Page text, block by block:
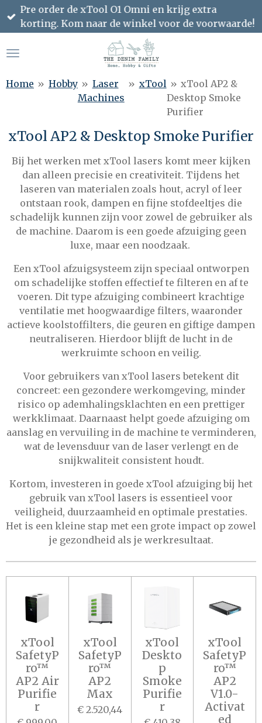
Ga
direct
de
Pre order de xTool O1 Omni en krijg extra
korting. Kom naar de winkel voor de voorwaarde!
Home » Hobby » Laser
Machines
» xTool » xTool AP2 &
Desktop Smoke
Purifier
xTool AP2 & Desktop Smoke Purifier
Bij het werken met xTool lasers komt meer kijken
dan alleen precisie en creativiteit. Tijdens het
laseren van materialen zoals hout, acryl of leer
ontstaan rook, dampen en fijne stofdeeltjes die
schadelijk kunnen zijn voor zowel de gebruiker als
de machine. Daarom is een goede afzuiging geen
luxe, maar een noodzaak.
Een xTool afzuigsysteem zijn speciaal ontworpen
om schadelijke stoffen effectief te filteren en af te
voeren. Dit type afzuiging combineert krachtige
ventilatie met hoogwaardige filters, waaronder
actieve koolstoffilters, die geuren en giftige dampen
neutraliseren. Hierdoor blijft de lucht in de
werkruimte schoon en veilig.
Voor gebruikers van xTool lasers betekent dit
concreet: een gezondere werkomgeving, minder
risico op ademhalingsklachten en een prettiger
werkklimaat. Daarnaast helpt goede afzuiging om
aanslag en vervuiling in de machine te verminderen,
wat de levensduur van de laser verlengt en de
snijkwaliteit consistent houdt.
Kortom, investeren in goede xTool afzuiging bij het
gebruik van xTool lasers is essentieel voor
veiligheid, duurzaamheid en optimale prestaties.
Het is een kleine stap met een grote impact op zowel
je gezondheid als je werkresultaat.
xTool
SafetyP
ro™
AP2 Air
Purifie
r
xTool
SafetyP
ro™
AP2
Max
€ 2.520,44
xTool
Deskto
p
Smoke
Purifie
r
xTool
SafetyP
ro™
AP2
V1.0-
Activat
ed